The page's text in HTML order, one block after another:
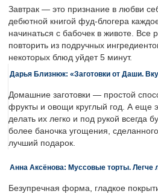
Завтрак — это признание в любви
дебютной книгой фуд-блогера
начинаться с бабочек в животе. Все
повторить из подручных
некоторых блюд уйдет 5 минут.
Дарья Близнюк: «Заготовки от Даши.
Домашние заготовки — простой
фрукты и овощи круглый год. А еще
делать их легко и под рукой всегда
более баночка угощения,
лучший подарок.
Анна Аксёнова: Муссовые торты. Легче
Безупречная форма, гладкое